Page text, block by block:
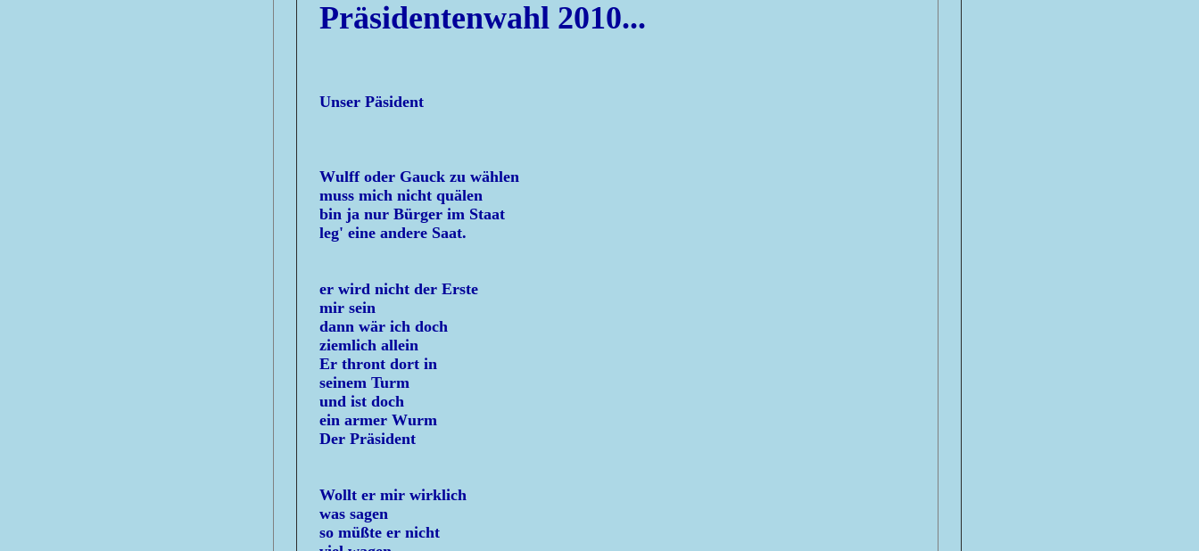
Präsidentenwahl 2010...
Unser Päsident
Wulff oder Gauck zu wählen
muss mich nicht quälen
bin ja nur Bürger im Staat
leg' eine andere Saat.
er wird nicht der Erste
mir sein
dann wär ich doch
ziemlich allein
Er thront dort in
seinem Turm
und ist doch
ein armer Wurm
Der Präsident
Wollt er mir wirklich
was sagen
so müßte er nicht